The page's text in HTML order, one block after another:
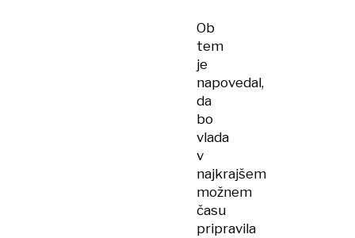
Ob
tem
je
napovedal,
da
bo
vlada
v
najkrajšem
možnem
času
pripravila